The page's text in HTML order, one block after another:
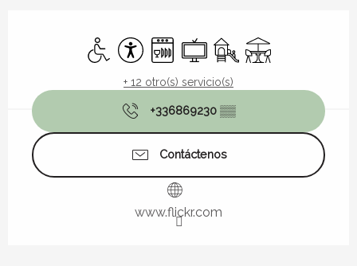
Acceso para minusválidos
Accesibilidad
Lavavajillas
TelevisiónJuegos infantiles /
Terraza
+ 12 otro(s) servicio(s)
+336869230 ▒▒
Contáctenos
www.flickr.com